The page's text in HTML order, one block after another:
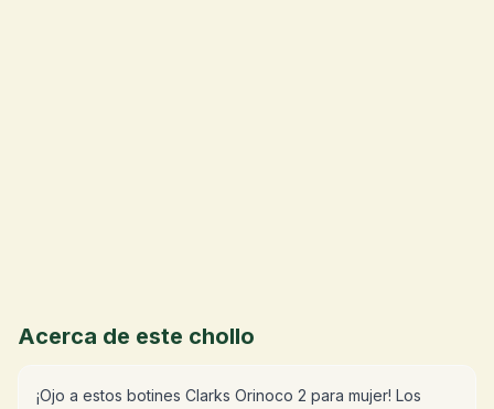
Acerca de este chollo
¡Ojo a estos botines Clarks Orinoco 2 para mujer! Los